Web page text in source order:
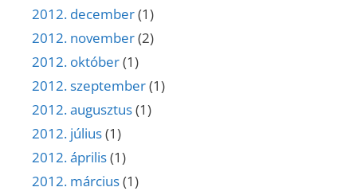
2012. december(1)
2012. november(2)
2012. október(1)
2012. szeptember(1)
2012. augusztus(1)
2012. július(1)
2012. április(1)
2012. március(1)